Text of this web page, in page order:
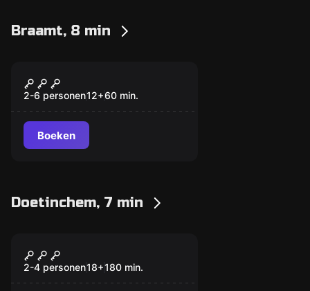
Braamt, 8 min
Nieuw
Terug in de Tijd
2-6 personen12+60 min.
Boeken
Doetinchem, 7 min
Nieuw
Gevangenisontsnappi
ng
2-4 personen18+180 min.